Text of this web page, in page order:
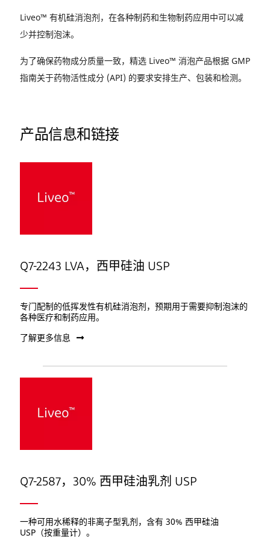
Liveo™ 有机硅消泡剂，在各种制药和生物制药应用中可以减
少并控制泡沫。
为了确保药物成分质量一致，精选 Liveo™ 消泡产品根据 GMP
指南关于药物活性成分 (API) 的要求安排生产、包装和检测。
产品信息和链接
Q7-2243 LVA，西甲硅油 USP
专门配制的低挥发性有机硅消泡剂，预期用于需要抑制泡沫的
各种医疗和制药应用。
了解更多信息
Q7-2587，30% 西甲硅油乳剂 USP
一种可用水稀释的非离子型乳剂，含有 30% 西甲硅油
USP（按重量计）。